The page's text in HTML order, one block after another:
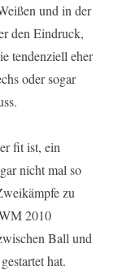
und in der
den Eindruck,
tendenziell eher
oder sogar
fit ist, ein
nicht mal so
zu
2010
Ball und
hat.